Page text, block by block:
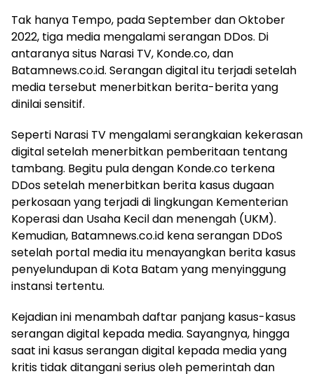
Tak hanya Tempo, pada September dan Oktober
2022, tiga media mengalami serangan DDos. Di
antaranya situs Narasi TV, Konde.co, dan
Batamnews.co.id. Serangan digital itu terjadi setelah
media tersebut menerbitkan berita-berita yang
dinilai sensitif.
Seperti Narasi TV mengalami serangkaian kekerasan
digital setelah menerbitkan pemberitaan tentang
tambang. Begitu pula dengan Konde.co terkena
DDos setelah menerbitkan berita kasus dugaan
perkosaan yang terjadi di lingkungan Kementerian
Koperasi dan Usaha Kecil dan menengah (UKM).
Kemudian, Batamnews.co.id kena serangan DDoS
setelah portal media itu menayangkan berita kasus
penyelundupan di Kota Batam yang menyinggung
instansi tertentu.
Kejadian ini menambah daftar panjang kasus-kasus
serangan digital kepada media. Sayangnya, hingga
saat ini kasus serangan digital kepada media yang
kritis tidak ditangani serius oleh pemerintah dan